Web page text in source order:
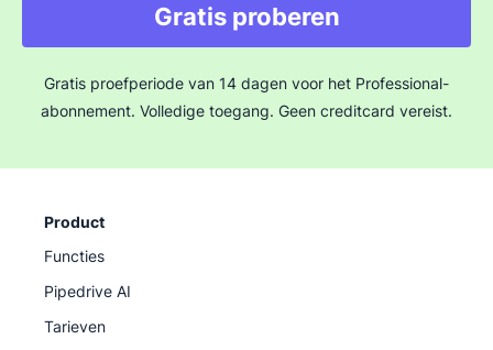
Gratis proberen
Gratis proefperiode van 14 dagen voor het Professional-
abonnement. Volledige toegang. Geen creditcard vereist.
Product
Functies
Pipedrive AI
Tarieven